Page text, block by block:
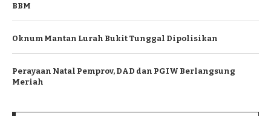
BBM
Oknum Mantan Lurah Bukit Tunggal Dipolisikan
Perayaan Natal Pemprov, DAD dan PGIW Berlangsung
Meriah